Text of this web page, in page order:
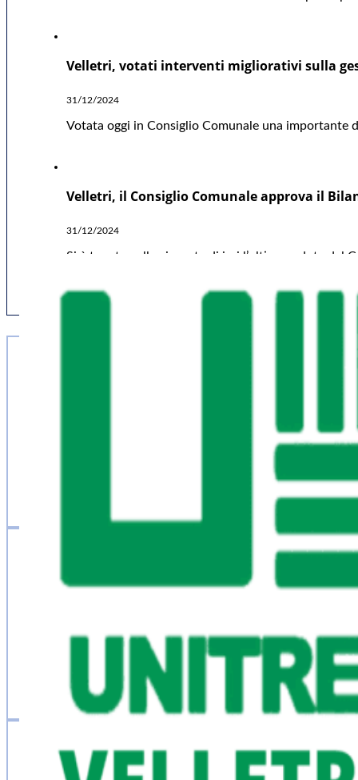
Velletri, votati interventi migliorativi sulla
31/12/2024
Votata oggi in Consiglio Comunale una
Velletri, il Consiglio Comunale approva il
31/12/2024
Si è tenuta nella giornata di ieri l’ultima seduta del